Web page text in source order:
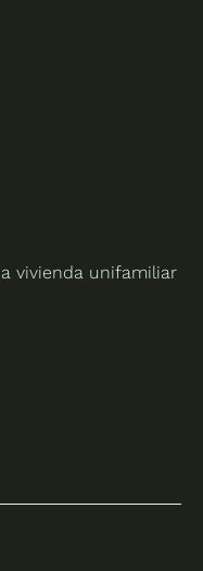
vivienda unifamiliar